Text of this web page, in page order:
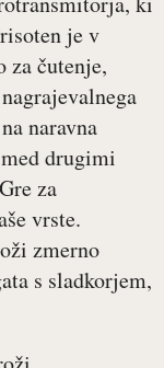
je v
za čutenje,
naravna
drugimi
za
vrste.
zmerno
s sladkorjem,